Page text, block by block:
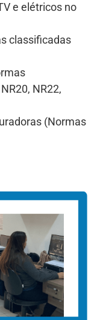
e elétricos no
classificadas
NR22,
(Normas